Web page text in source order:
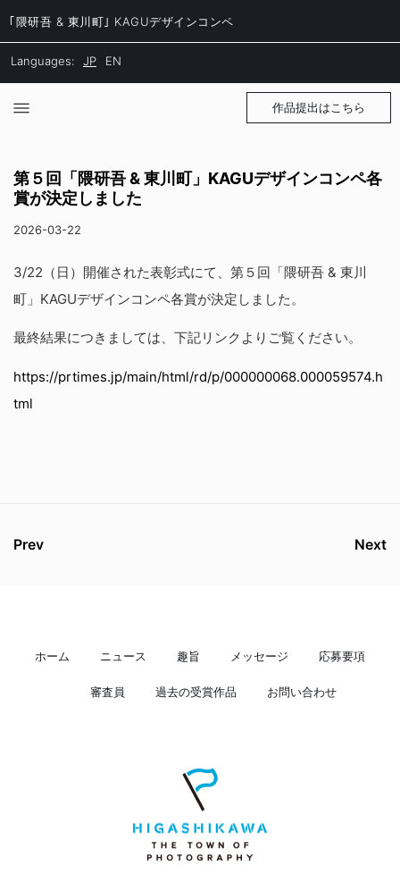
｢隈研吾 & 東川町｣ KAGUデザインコンペ
Languages: EN
JP
作品提出はこちら
第５回「隈研吾 & 東川町」KAGUデザインコンペ各
賞が決定しました
2026-03-22
3/22（日）開催された表彰式にて、第５回「隈研吾 & 東川
町」KAGUデザインコンペ各賞が決定しました。
最終結果につきましては、下記リンクよりご覧ください。
https://prtimes.jp/main/html/rd/p/000000068.000059574.h
tml
Prev Next
ホーム ニュース 趣旨 メッセージ 応募要項
審査員 過去の受賞作品 お問い合わせ